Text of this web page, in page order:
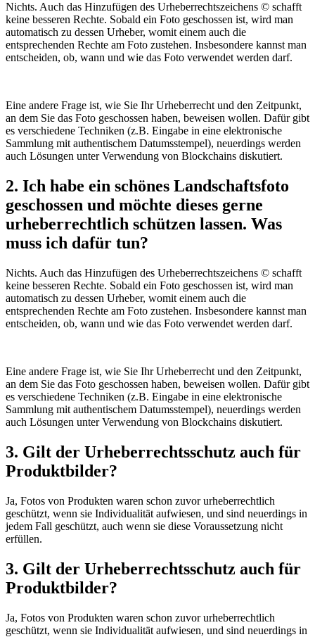
Nichts. Auch das Hinzufügen des Urheberrechtszeichens © schafft
keine besseren Rechte. Sobald ein Foto geschossen ist, wird man
automatisch zu dessen Urheber, womit einem auch die
entsprechenden Rechte am Foto zustehen. Insbesondere kannst man
entscheiden, ob, wann und wie das Foto verwendet werden darf.
Eine andere Frage ist, wie Sie Ihr Urheberrecht und den Zeitpunkt,
an dem Sie das Foto geschossen haben, beweisen wollen. Dafür gibt
es verschiedene Techniken (z.B. Eingabe in eine elektronische
Sammlung mit authentischem Datumsstempel), neuerdings werden
auch Lösungen unter Verwendung von Blockchains diskutiert.
2. Ich habe ein schönes Landschaftsfoto
geschossen und möchte dieses gerne
urheberrechtlich schützen lassen. Was
muss ich dafür tun?
Nichts. Auch das Hinzufügen des Urheberrechtszeichens © schafft
keine besseren Rechte. Sobald ein Foto geschossen ist, wird man
automatisch zu dessen Urheber, womit einem auch die
entsprechenden Rechte am Foto zustehen. Insbesondere kannst man
entscheiden, ob, wann und wie das Foto verwendet werden darf.
Eine andere Frage ist, wie Sie Ihr Urheberrecht und den Zeitpunkt,
an dem Sie das Foto geschossen haben, beweisen wollen. Dafür gibt
es verschiedene Techniken (z.B. Eingabe in eine elektronische
Sammlung mit authentischem Datumsstempel), neuerdings werden
auch Lösungen unter Verwendung von Blockchains diskutiert.
3. Gilt der Urheberrechtsschutz auch für
Produktbilder?
Ja, Fotos von Produkten waren schon zuvor urheberrechtlich
geschützt, wenn sie Individualität aufwiesen, und sind neuerdings in
jedem Fall geschützt, auch wenn sie diese Voraussetzung nicht
erfüllen.
3. Gilt der Urheberrechtsschutz auch für
Produktbilder?
Ja, Fotos von Produkten waren schon zuvor urheberrechtlich
geschützt, wenn sie Individualität aufwiesen, und sind neuerdings in